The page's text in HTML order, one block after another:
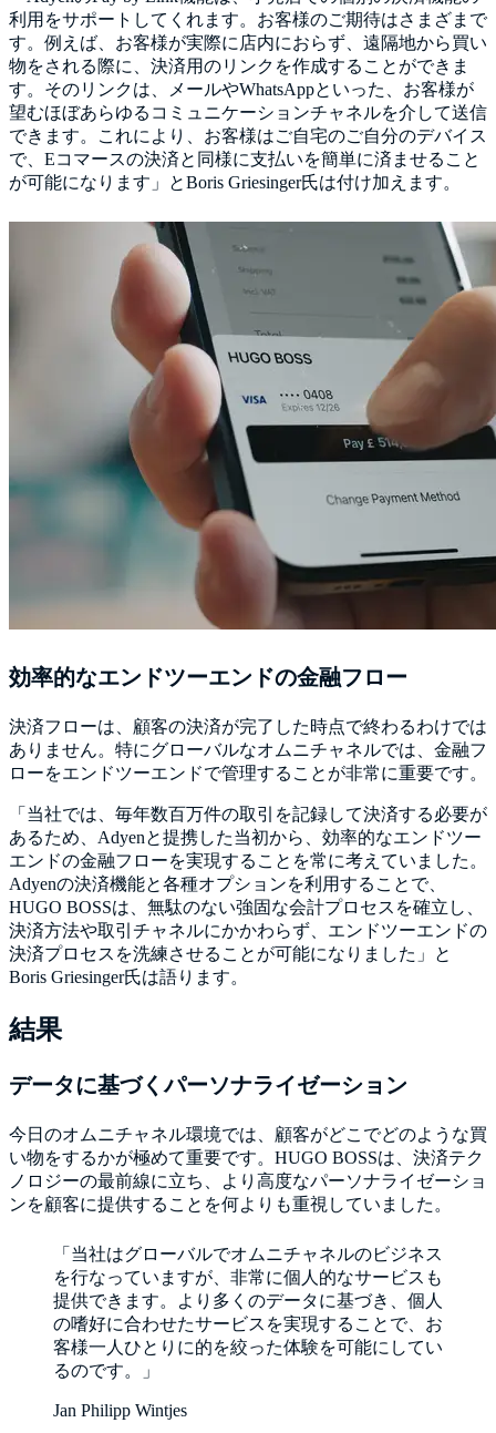
利用をサポートしてくれます。お客様のご期待はさまざまで
す。例えば、お客様が実際に店内におらず、遠隔地から買い
物をされる際に、決済用のリンクを作成することができま
す。そのリンクは、メールやWhatsAppといった、お客様が
望むほぼあらゆるコミュニケーションチャネルを介して送信
できます。これにより、お客様はご自宅のご自分のデバイス
で、Eコマースの決済と同様に支払いを簡単に済ませること
が可能になります」とBoris Griesinger氏は付け加えます。
効率的なエンドツーエンドの金融フロー
決済フローは、顧客の決済が完了した時点で終わるわけでは
ありません。特にグローバルなオムニチャネルでは、金融フ
ローをエンドツーエンドで管理することが非常に重要です。
「当社では、毎年数百万件の取引を記録して決済する必要が
あるため、Adyenと提携した当初から、効率的なエンドツー
エンドの金融フローを実現することを常に考えていました。
Adyenの決済機能と各種オプションを利用することで、
HUGO BOSSは、無駄のない強固な会計プロセスを確立し、
決済方法や取引チャネルにかかわらず、エンドツーエンドの
決済プロセスを洗練させることが可能になりました」と
Boris Griesinger氏は語ります。
結果
データに基づくパーソナライゼーション
今日のオムニチャネル環境では、顧客がどこでどのような買
い物をするかが極めて重要です。HUGO BOSSは、決済テク
ノロジーの最前線に立ち、より高度なパーソナライゼーショ
ンを顧客に提供することを何よりも重視していました。
「当社はグローバルでオムニチャネルのビジネス
を行なっていますが、非常に個人的なサービスも
提供できます。より多くのデータに基づき、個人
の嗜好に合わせたサービスを実現することで、お
客様一人ひとりに的を絞った体験を可能にしてい
るのです。」
Jan Philipp Wintjes